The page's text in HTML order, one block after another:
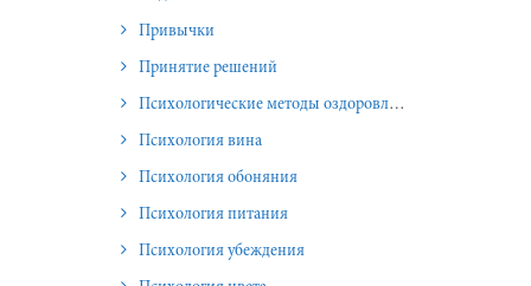
Привычки
Принятие решений
Психологические методы оздоровления и омоложения
Психология вина
Психология обоняния
Психология питания
Психология убеждения